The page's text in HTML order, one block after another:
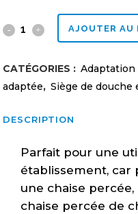
Chaise
douche
quantity
AJOUTER AU
CATÉGORIES : Adaptation
adaptée, Siège de douche
DESCRIPTION
Parfait pour une
établissement, car
une chaise
chaise percée de